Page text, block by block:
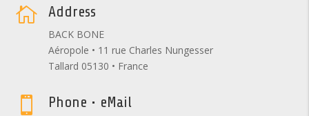
 Address
BACK BONE
Aéropole • 11 rue Charles Nungesser
Tallard 05130 • France
 Phone • eMail